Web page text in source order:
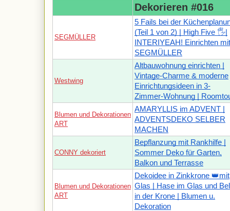
Dekorieren #016
SEGMÜLLER
5 Fails bei der
(Teil 1 von 2) | High Five 🖐|
INTERIYEAH! Einrichten mit
SEGMÜLLER
Westwing
Altbauwohnung einrichten |
Vintage-Charme & moderne
Einrichtungsideen in 3-
Zimmer-Wohnung |
Blumen und Dekorationen
ART
AMARYLLIS im ADVENT |
ADVENTSDEKO SELBER
MACHEN
CONNY dekoriert
Bepflanzung mit Rankhilfe |
Sommer Deko für Garten,
Balkon und Terrasse
Blumen und Dekorationen
ART
Dekoidee in Zinkkrone 👑mit
Glas | Hase im Glas und
in der Krone | Blumen u.
Dekoration